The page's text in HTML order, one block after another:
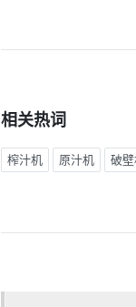
相关热词
榨汁机 原汁机 破